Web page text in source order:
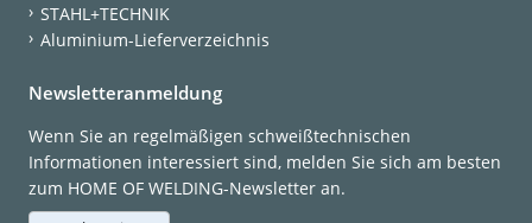
STAHL+TECHNIK
Aluminium-Lieferverzeichnis
Newsletteranmeldung
Wenn Sie an regelmäßigen schweißtechnischen
Informationen interessiert sind, melden Sie sich am besten
zum HOME OF WELDING-Newsletter an.